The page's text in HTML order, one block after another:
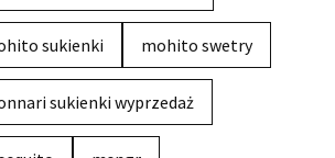
sukienki mohito swetry
sukienki wyprzedaż